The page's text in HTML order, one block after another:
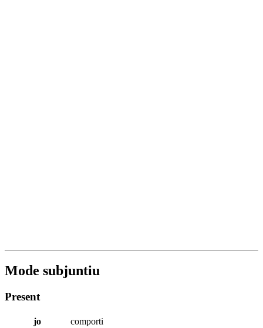
Mode subjuntiu
Present
jo
comporti